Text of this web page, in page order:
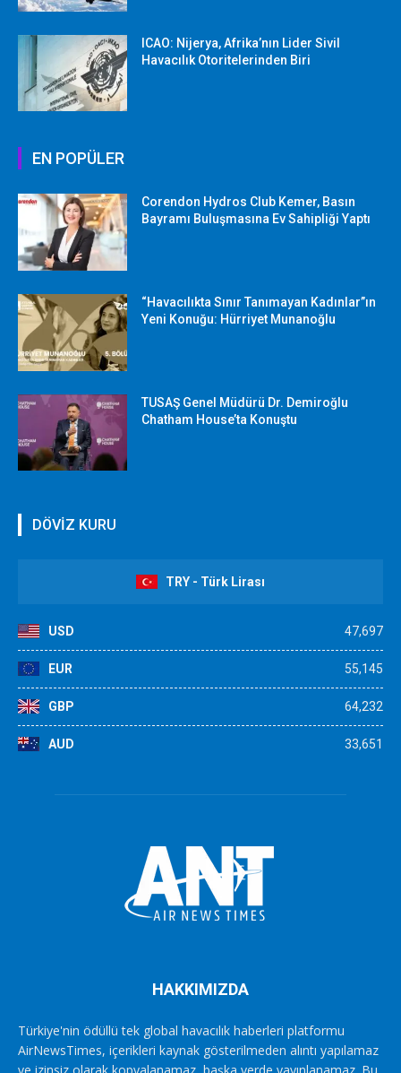
ICAO: Nijerya, Afrika’nın Lider Sivil
Havacılık Otoritelerinden Biri
EN POPÜLER
Corendon Hydros Club Kemer, Basın
Bayramı Buluşmasına Ev Sahipliği Yaptı
“Havacılıkta Sınır Tanımayan Kadınlar”ın
Yeni Konuğu: Hürriyet Munanoğlu
TUSAŞ Genel Müdürü Dr. Demiroğlu
Chatham House’ta Konuştu
DÖVİZ KURU
TRY - Türk Lirası
USD 47,697
EUR 55,145
GBP 64,232
AUD 33,651
HAKKIMIZDA
Türkiye'nin ödüllü tek global havacılık haberleri platformu
AirNewsTimes, içerikleri kaynak gösterilmeden alıntı yapılamaz